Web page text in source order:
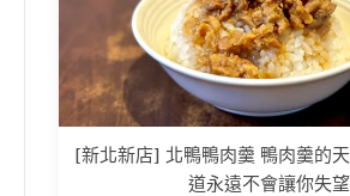
[新北新店] 北鴨鴨肉羹 鴨肉羹的
道永遠不會讓你失望